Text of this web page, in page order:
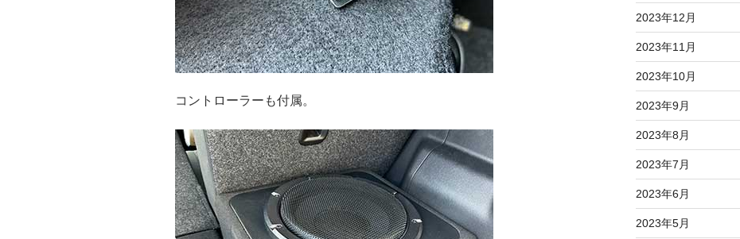
コントローラーも付属。
2023年12月
2023年11月
2023年10月
2023年9月
2023年8月
2023年7月
2023年6月
2023年5月